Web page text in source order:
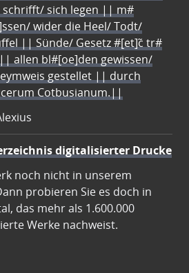
schrifft/ sich legen || m#
wider die Heel/ Todt/
|| Sünde/ Gesetz #[et]c̃ tr#
allen bl#[oe]den gewissen/
gestellet || durch
Cotbusianum.||
digitalisierter Drucke
noch nicht in unserem
probieren Sie es doch in
das mehr als 1.600.000
Werke nachweist.